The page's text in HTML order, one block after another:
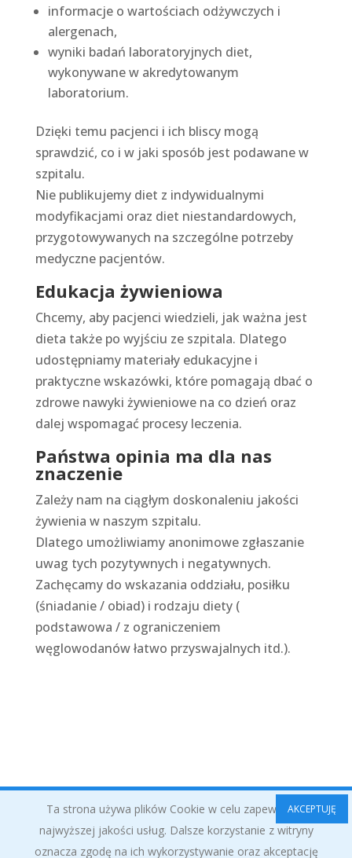
informacje o wartościach odżywczych i
alergenach,
wyniki badań laboratoryjnych diet,
wykonywane w akredytowanym
laboratorium.
Dzięki temu pacjenci i ich bliscy mogą
sprawdzić, co i w jaki sposób jest podawane w
szpitalu.
Nie publikujemy diet z indywidualnymi
modyfikacjami oraz diet niestandardowych,
przygotowywanych na szczególne potrzeby
medyczne pacjentów.
Edukacja żywieniowa
Chcemy, aby pacjenci wiedzieli, jak ważna jest
dieta także po wyjściu ze szpitala. Dlatego
udostępniamy materiały edukacyjne i
praktyczne wskazówki, które pomagają dbać o
zdrowe nawyki żywieniowe na co dzień oraz
dalej wspomagać procesy leczenia.
Państwa opinia ma dla nas
znaczenie
Zależy nam na ciągłym doskonaleniu jakości
żywienia w naszym szpitalu.
Dlatego umożliwiamy anonimowe zgłaszanie
uwag tych pozytywnych i negatywnych.
Zachęcamy do wskazania oddziału, posiłku
(śniadanie / obiad) i rodzaju diety (
podstawowa / z ograniczeniem
węglowodanów łatwo przyswajalnych itd.).
Ta strona używa plików Cookie w celu zapewnienia
najwyższej jakości usług. Dalsze korzystanie z witryny
oznacza zgodę na ich wykorzystywanie oraz akceptację
AKCEPTUJĘ